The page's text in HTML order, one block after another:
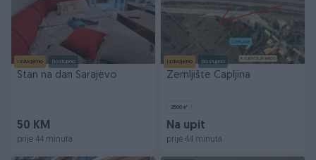
Izdvojeno Dostupno
Stan na dan Sarajevo
50 KM
prije 44 minuta
Izdvojeno Dostupno
Zemljište Čapljina
2500㎡
Na upit
prije 44 minuta